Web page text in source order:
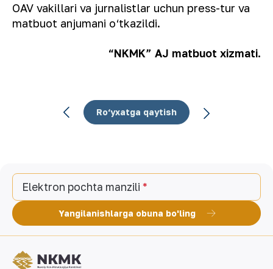
OAV vakillari va jurnalistlar uchun press-tur va
matbuot anjumani o‘tkazildi.
“NKMK” AJ matbuot xizmati.
Ro‘yxatga qaytish
Elektron pochta manzili
Yangilanishlarga obuna bo'ling